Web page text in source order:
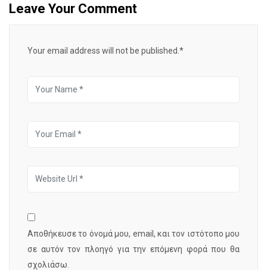
Leave Your Comment
Your email address will not be published.*
Αποθήκευσε το όνομά μου, email, και τον ιστότοπο μου
σε αυτόν τον πλοηγό για την επόμενη φορά που θα
σχολιάσω.